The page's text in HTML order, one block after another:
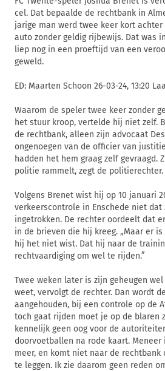
cel. Dat bepaalde de rechtbank in
jarige man werd twee keer kort
auto zonder geldig rijbewijs. Dat was
liep nog in een proeftijd van een
geweld.
ED: Maarten Schoon 26-03-24, 13:20
Waarom de speler twee keer zonder
het stuur kroop, vertelde hij niet zelf.
de rechtbank, alleen zijn advocaat
ongenoegen van de officier van
hadden het hem graag zelf gevraagd.
politie rammelt, zegt de politierechter.
Volgens Brenet wist hij op 10 januari
verkeerscontrole in Enschede niet
ingetrokken. De rechter oordeelt dat er
in de brieven die hij kreeg. „Maar er
hij het niet wist. Dat hij naar de
rechtvaardiging om wel te rijden.”
Twee weken later is zijn geheugen
weet, vervolgt de rechter. Dan wordt
aangehouden, bij een controle op de
toch gaat rijden moet je op de blaren
kennelijk geen oog voor de
doorvoetballen na rode kaart.
meer, en komt niet naar de rechtbank
te leggen. Ik zie daarom geen reden